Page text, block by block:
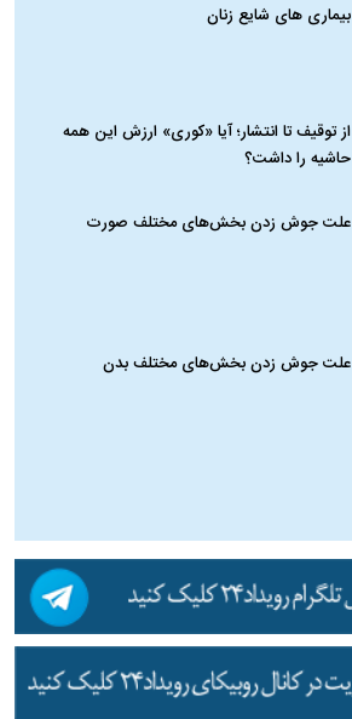
بیماری‌ های شایع زنان
از توقیف تا انتشار؛ آیا «کوری» ارزش این همه
حاشیه را داشت؟
علت جوش زدن بخش‌های مختلف صورت
علت جوش زدن بخش‌های مختلف بدن